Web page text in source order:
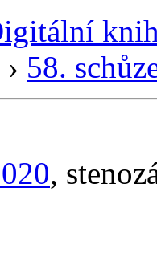
› 58.
,